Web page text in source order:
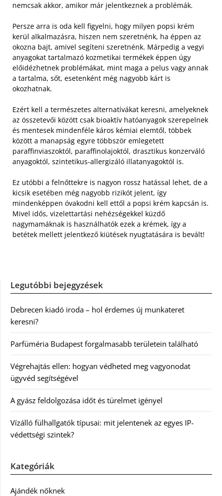
nemcsak akkor, amikor már jelentkeznek a problémák.
Persze arra is oda kell figyelni, hogy milyen popsi krém
kerül alkalmazásra, hiszen nem szeretnénk, ha éppen az
okozna bajt, amivel segíteni szeretnénk. Márpedig a vegyi
anyagokat tartalmazó kozmetikai termékek éppen úgy
előidézhetnek problémákat, mint maga a pelus vagy annak
a tartalma, sőt, esetenként még nagyobb kárt is
okozhatnak.
Ezért kell a természetes alternatívákat keresni, amelyeknek
az összetevői között csak bioaktív hatóanyagok szerepelnek
és mentesek mindenféle káros kémiai elemtől, többek
között a manapság egyre többször emlegetett
paraffinviaszoktól, paraffinolajoktól, drasztikus konzerváló
anyagoktól, szintetikus-allergizáló illatanyagoktól is.
Ez utóbbi a felnőttekre is nagyon rossz hatással lehet, de a
kicsik esetében még nagyobb rizikót jelent, így
mindenképpen óvakodni kell ettől a popsi krém kapcsán is.
Mivel idős, vizelettartási nehézségekkel küzdő
nagymamáknak is használhatók ezek a krémek, így a
betétek mellett jelentkező kiütések nyugtatására is bevált!
Legutóbbi bejegyzések
Debrecen kiadó iroda – hol érdemes új munkateret
keresni?
Parfüméria Budapest forgalmasabb területein található
Végrehajtás ellen: hogyan védheted meg vagyonodat
ügyvéd segítségével
A gyász feldolgozása időt és türelmet igényel
Vízálló fülhallgatók típusai: mit jelentenek az egyes IP-
védettségi szintek?
Kategóriák
Ajándék nőknek